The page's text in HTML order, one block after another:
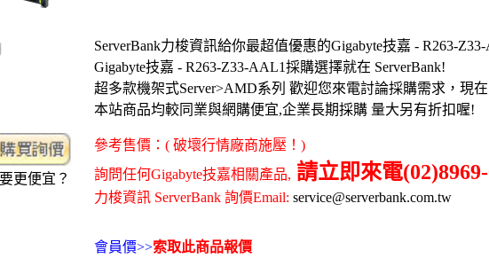
ServerBank力梭資訊給你最超值優惠的Gigabyte技嘉 - R263-
Gigabyte技嘉 - R263-Z33-AAL1採購選擇就在 ServerBank!
超多款機架式Server>AMD系列 歡迎您來電討論採購需求，現
本站商品均較同業與網購便宜,企業長期採購 量大另有折扣喔!
更便宜？
參考售價：( 破壞行情廠商施壓！)
詢問任何Gigabyte技嘉相關產品, 請立即來電
力梭資訊 ServerBank 詢價Email: service@serverbank.com.tw
會員價>>索取此商品報價